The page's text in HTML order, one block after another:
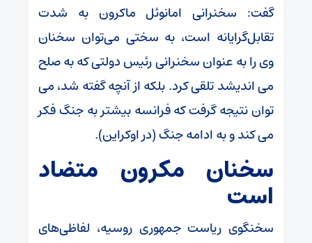
گفت: سخنرانی امانوئل ماکرون به شدت
تقابل‌گرایانه است، به سختی می‌توان سخنان
وی را به عنوان سخنرانی رئیس دولتی که به صلح
می اندیشد تلقی کرد. بلکه از آنچه گفته شد، می
توان نتیجه گرفت که فرانسه بیشتر به جنگ فکر
می کند و به ادامه جنگ (در اوکراین).
سخنان مکرون متضاد
است
سخنگوی ریاست جمهوری روسیه، لفاظی‌های